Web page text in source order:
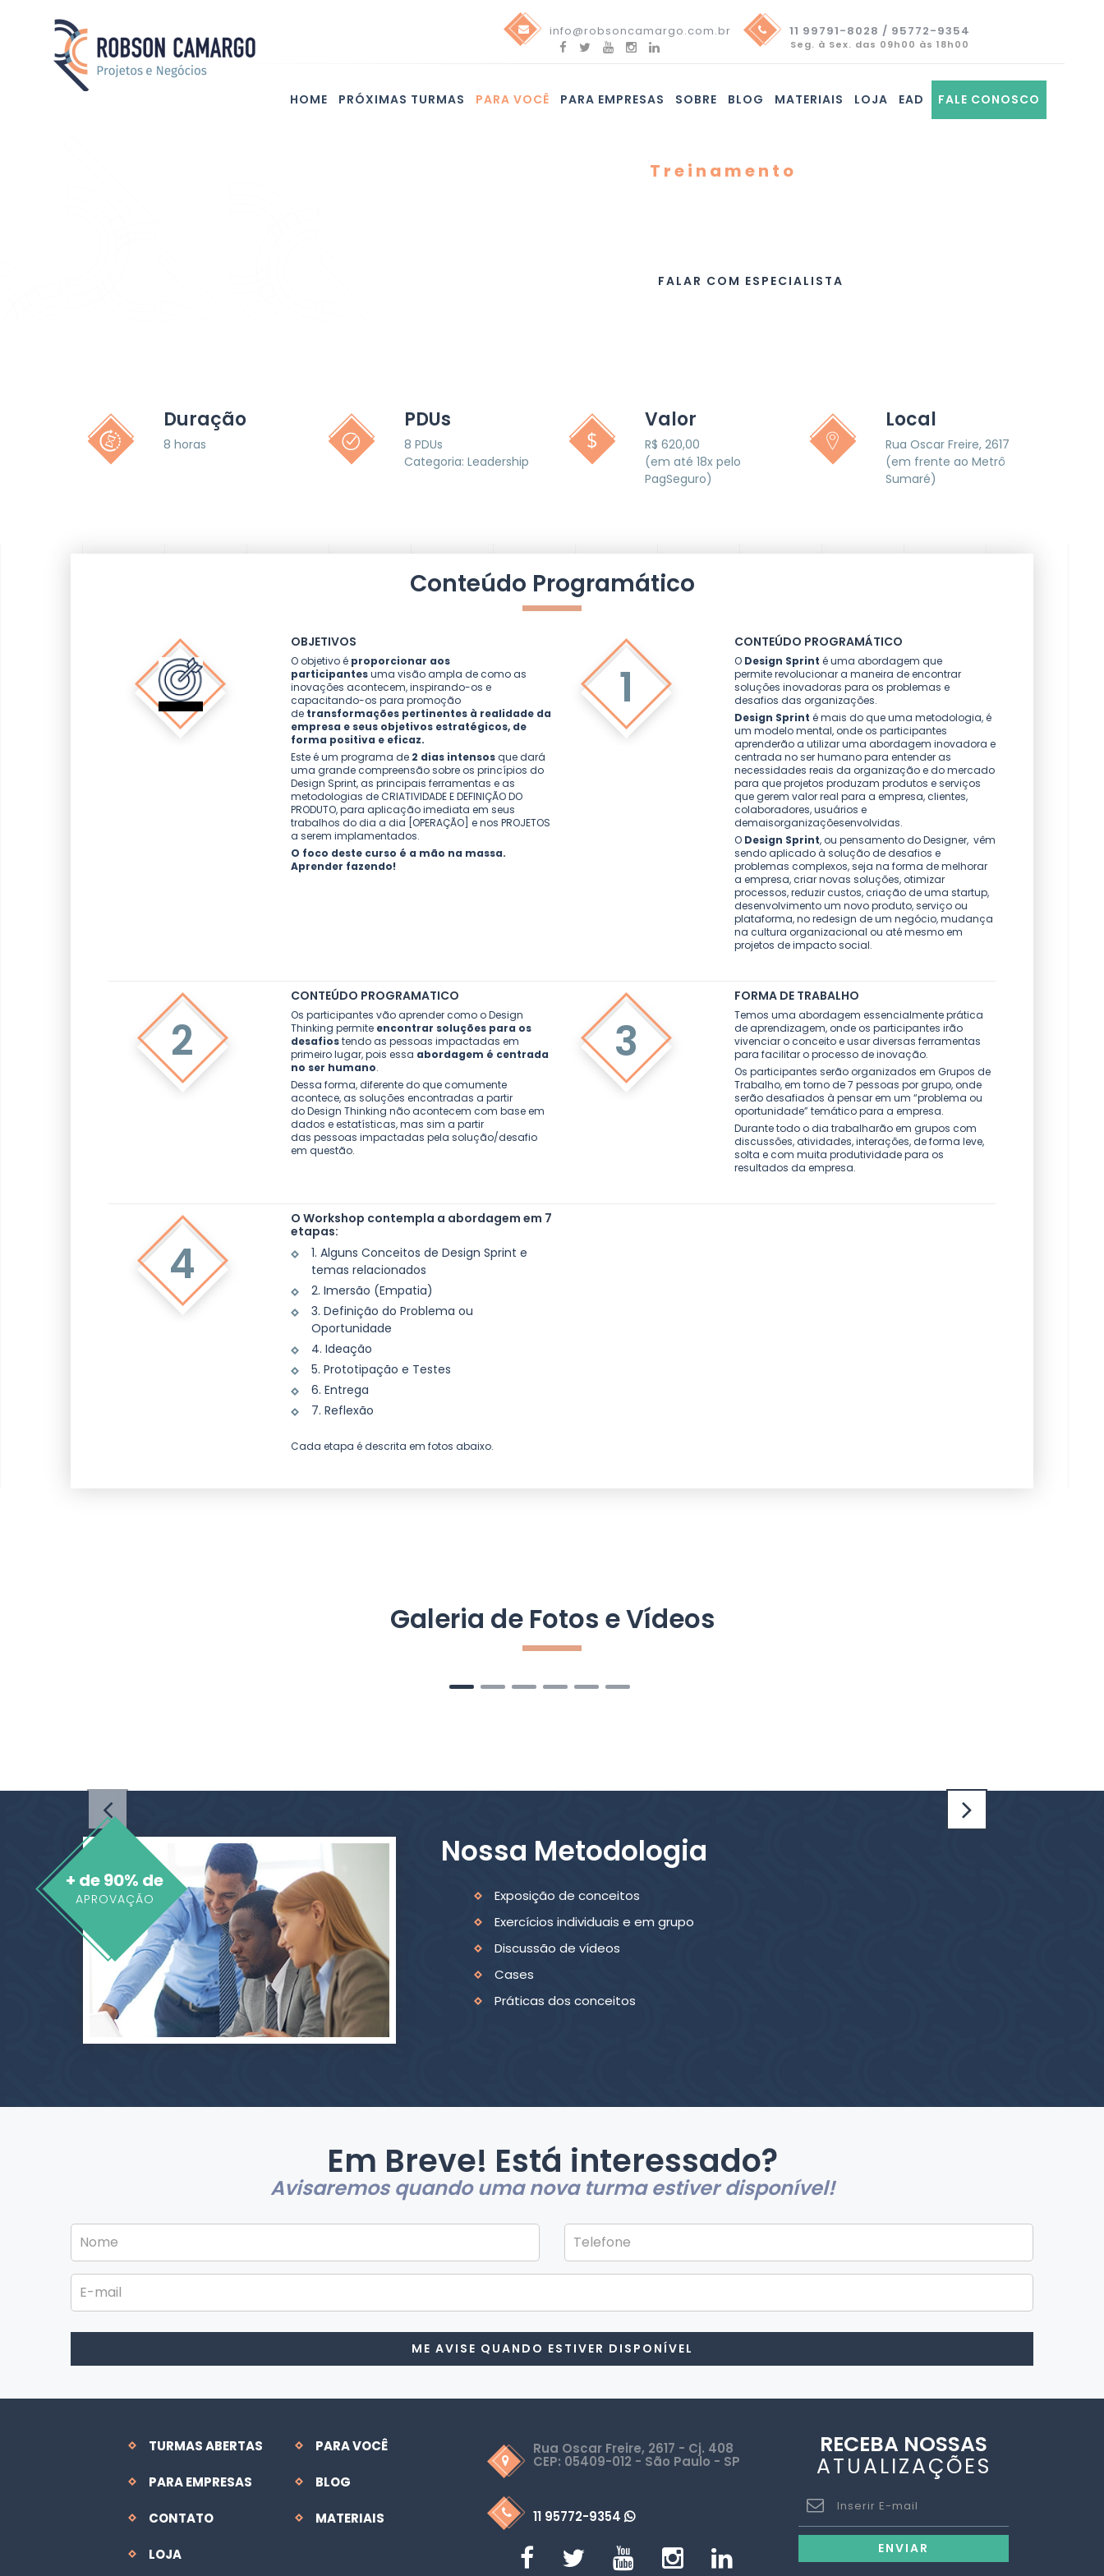
info@robsoncamargo.com.br 11 99791-8028 / 95772-9354
Seg. à Sex. das 09h00 às 18h00
HOME PRÓXIMAS TURMAS PARA VOCÊ PARA EMPRESAS SOBRE BLOG MATERIAIS LOJA EAD FALE CONOSCO
Treinamento
FALAR COM ESPECIALISTA
Duração
8 horas
PDUs
8 PDUs
Categoria: Leadership
Valor
R$ 620,00
(em até 18x pelo
PagSeguro)
Local
Rua Oscar Freire, 2617
(em frente ao Metrô
Sumaré)
Conteúdo Programático
OBJETIVOS
O objetivo é proporcionar aos
participantesuma visão ampla de como as
inovações acontecem, inspirando-os e
capacitando-os para promoção
de transformações pertinentes à realidade da
empresa e seus objetivos estratégicos, de
forma positiva e eficaz.
Este é um programa de 2 dias intensosque dará
uma grande compreensão sobre os princípios do
Design Sprint, as principais ferramentas e as
metodologias de CRIATIVIDADE E DEFINIÇÃO DO
PRODUTO, para aplicação imediata em seus
trabalhos do dia a dia [OPERAÇÃO] e nos PROJETOS
a serem implamentados.
O foco deste curso é a mão na massa.
Aprender fazendo!
1
CONTEÚDO PROGRAMÁTICO
O Design Sprint é uma abordagem que
permite revolucionar a maneira de encontrar
soluções inovadoras para os problemas e
desafios das organizações.
Design Sprint é mais do que uma metodologia, é
um modelo mental, onde os participantes
aprenderão a utilizar uma abordagem inovadora e
centrada no ser humano para entender as
necessidades reais da organização e do mercado
para que projetos produzam produtos e serviços
que gerem valor real para a empresa, clientes,
colaboradores, usuários e
demaisorganizaçõesenvolvidas.
O Design Sprint, ou pensamento do Designer, vêm
sendo aplicado à solução de desafios e
problemas complexos, seja na forma de melhorar
a empresa, criar novas soluções, otimizar
processos, reduzir custos, criação de uma startup,
desenvolvimento um novo produto, serviço ou
plataforma, no redesign de um negócio, mudança
na cultura organizacional ou até mesmo em
projetos de impacto social.
2
CONTEÚDO PROGRAMATICO
Os participantes vão aprender como o Design
Thinking permite encontrar soluções para os
desafiostendo as pessoas impactadas em
primeiro lugar, pois essa abordagem é centrada
no ser humano.
Dessa forma, diferente do que comumente
acontece, as soluções encontradas a partir
do Design Thinking não acontecem com base em
dados e estatísticas, mas sim a partir
das pessoas impactadas pela solução/desafio
em questão.
3
FORMA DE TRABALHO
Temos uma abordagem essencialmente prática
de aprendizagem, onde os participantes irão
vivenciar o conceito e usar diversas ferramentas
para facilitar o processo de inovação.
Os participantes serão organizados em Grupos de
Trabalho, em torno de 7 pessoas por grupo, onde
serão desafiados à pensar em um “problema ou
oportunidade” temático para a empresa.
Durante todo o dia trabalharão em grupos com
discussões, atividades, interações, de forma leve,
solta e com muita produtividade para os
resultados da empresa.
4
O Workshop contempla a abordagem em 7
etapas:
1. Alguns Conceitos de Design Sprint e
temas relacionados
2. Imersão (Empatia)
3. Definição do Problema ou
Oportunidade
4. Ideação
5. Prototipação e Testes
6. Entrega
7. Reflexão
Cada etapa é descrita em fotos abaixo.
Galeria de Fotos e Vídeos
+ de 90% de
APROVAÇÃO
Nossa Metodologia
Exposição de conceitos
Exercícios individuais e em grupo
Discussão de vídeos
Cases
Práticas dos conceitos
Em Breve! Está interessado?
Avisaremos quando uma nova turma estiver disponível!
ME AVISE QUANDO ESTIVER DISPONÍVEL
TURMAS ABERTAS PARA VOCÊ
PARA EMPRESAS BLOG
CONTATO MATERIAIS
LOJA
Rua Oscar Freire, 2617 - Cj. 408
CEP: 05409-012 - São Paulo - SP
11 95772-9354
RECEBA NOSSAS
ATUALIZAÇÕES
ENVIAR